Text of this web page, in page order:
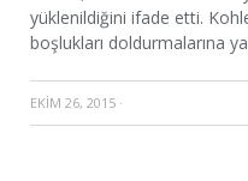
yüklenildiğini ifade etti.
boşlukları doldurmalarına
EKIM 26, 2015 ·